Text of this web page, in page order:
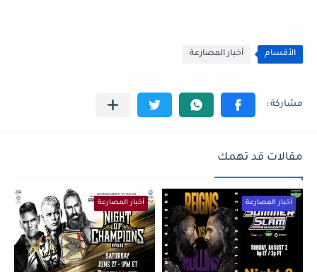
الأقسام أخبار المصارعة
مقالات قد تهمك
أخبار المصارعة أخبار المصارعة